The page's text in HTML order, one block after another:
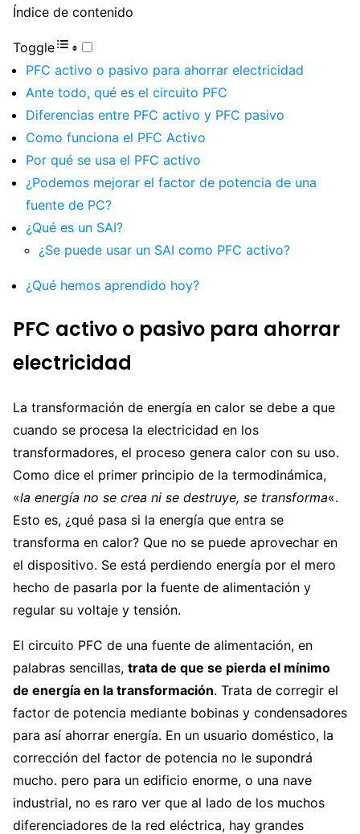
Índice de contenido
Toggle
PFC activo o pasivo para ahorrar electricidad
Ante todo, qué es el circuito PFC
Diferencias entre PFC activo y PFC pasivo
Como funciona el PFC Activo
Por qué se usa el PFC activo
¿Podemos mejorar el factor de potencia de una
fuente de PC?
¿Qué es un SAI?
¿Se puede usar un SAI como PFC activo?
¿Qué hemos aprendido hoy?
PFC activo o pasivo para ahorrar
electricidad
La transformación de energía en calor se debe a que
cuando se procesa la electricidad en los
transformadores, el proceso genera calor con su uso.
Como dice el primer principio de la termodinámica,
«la energía no se crea ni se destruye, se transforma«.
Esto es, ¿qué pasa si la energía que entra se
transforma en calor? Que no se puede aprovechar en
el dispositivo. Se está perdiendo energía por el mero
hecho de pasarla por la fuente de alimentación y
regular su voltaje y tensión.
El circuito PFC de una fuente de alimentación, en
palabras sencillas, trata de que se pierda el mínimo
de energía en la transformación. Trata de corregir el
factor de potencia mediante bobinas y condensadores
para así ahorrar energía. En un usuario doméstico, la
corrección del factor de potencia no le supondrá
mucho. pero para un edificio enorme, o una nave
industrial, no es raro ver que al lado de los muchos
diferenciadores de la red eléctrica, hay grandes